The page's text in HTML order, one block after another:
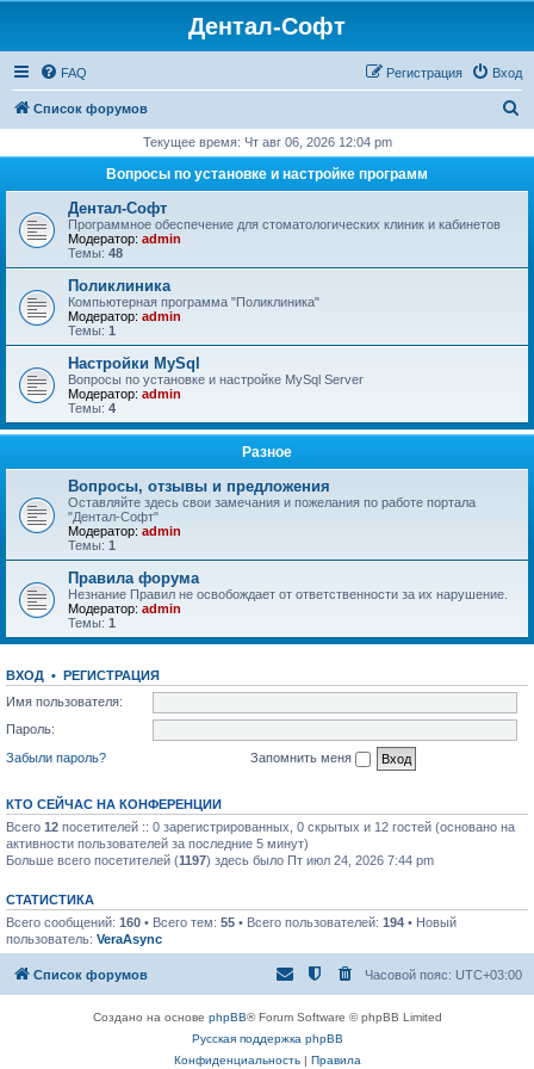
Дентал-Софт
FAQ Вход
Регистрация
Список форумов
с
Текущее время: Чт авг 06, 2026 12:04 pm
Вопросы по установке и настройке программ
Дентал-Софт
Программное обеспечение для стоматологических клиник и кабинетов
Модератор: admin
Темы: 48
Поликлиника
Компьютерная программа "Поликлиника"
Модератор: admin
Темы: 1
Настройки MySql
Вопросы по установке и настройке MySql Server
Модератор: admin
Темы: 4
Разное
Вопросы, отзывы и предложения
Оставляйте здесь свои замечания и пожелания по работе портала
"Дентал-Софт"
Модератор: admin
Темы: 1
Правила форума
Незнание Правил не освобождает от ответственности за их нарушение.
Модератор: admin
Темы: 1
ВХОД • РЕГИСТРАЦИЯ
Имя пользователя:
Пароль:
Забыли пароль?
Запомнить меня
КТО СЕЙЧАС НА КОНФЕРЕНЦИИ
Всего 12 посетителей :: 0 зарегистрированных, 0 скрытых и 12 гостей (основано на
активности пользователей за последние 5 минут)
Больше всего посетителей (1197) здесь было Пт июл 24, 2026 7:44 pm
СТАТИСТИКА
Всего сообщений: 160 • Всего тем: 55 • Всего пользователей: 194 • Новый
пользователь: VeraAsync
Список форумов Часовой пояс: UTC+03:00
Создано на основе phpBB® Forum Software © phpBB Limited
Русская поддержка phpBB
Конфиденциальность| Правила